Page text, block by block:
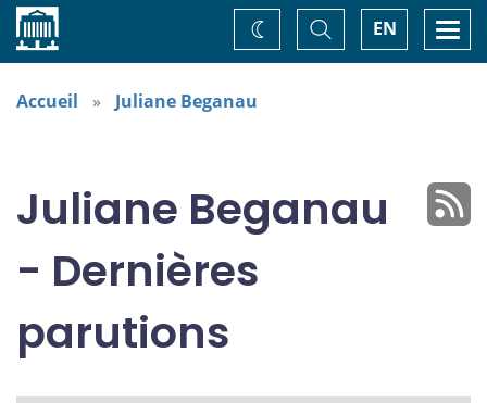
Accueil EN
Basculer
la
recherche
Changez
de
Accueil Juliane Beganau
Juliane Beganau
- Dernières
parutions